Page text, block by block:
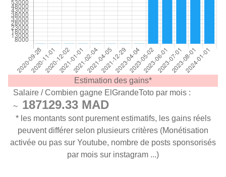
Estimation des gains*
Salaire / Combien gagne ElGrandeToto par mois :
~ 187129.33 MAD
* les montants sont purement estimatifs, les gains réels
peuvent différer selon plusieurs critères (Monétisation
activée ou pas sur Youtube, nombre de posts sponsorisés
par mois sur instagram ...)